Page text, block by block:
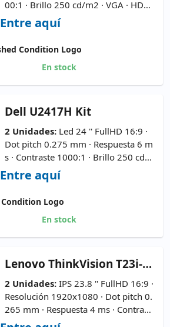
00:1 · Brillo 250 cd/m2 · VGA · HDM
I · Display Port ·
e y VGA Incluidos
Entre aquí
En stock
Dell U2417H Kit
2 Unidades:Led 24 '' FullHD 16:9 ·
Dot pitch 0.275 mm · Respuesta 6 m
s · Contraste 1000:1 · Brillo 250 cd/
m2 · HDMI · 2x Display Port · Mini D
isplay Port
Entre aquí
En stock
Lenovo ThinkVision T23i-10 Kit
2 Unidades:IPS 23.8 '' FullHD 16:9 ·
Resolución 1920x1080 · Dot pitch 0.
265 mm · Respuesta 4 ms · Contrast
e 1000:1 · Brillo 250 cd/m2 · Ángulo